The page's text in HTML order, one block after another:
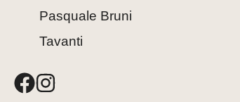
Pasquale Bruni
Tavanti